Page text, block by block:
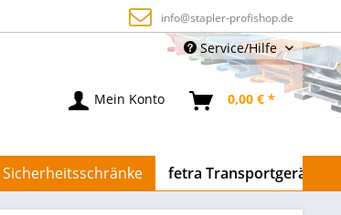
info@stapler-profishop.de
Service/Hilfe
Mein Konto 0,00 € *
Sicherheitsschränke fetra Transportgeräte